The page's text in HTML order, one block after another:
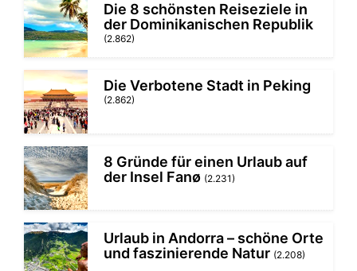
Die 8 schönsten Reiseziele in
der Dominikanischen Republik
(2.862)
Die Verbotene Stadt in Peking
(2.862)
8 Gründe für einen Urlaub auf
der Insel Fanø (2.231)
Urlaub in Andorra – schöne Orte
und faszinierende Natur (2.208)